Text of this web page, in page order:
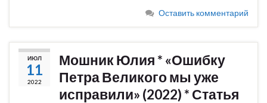
Оставить комментарий
ИЮЛ
11
2022
Мошник Юлия * «Ошибку
Петра Великого мы уже
исправили» (2022) * Статья